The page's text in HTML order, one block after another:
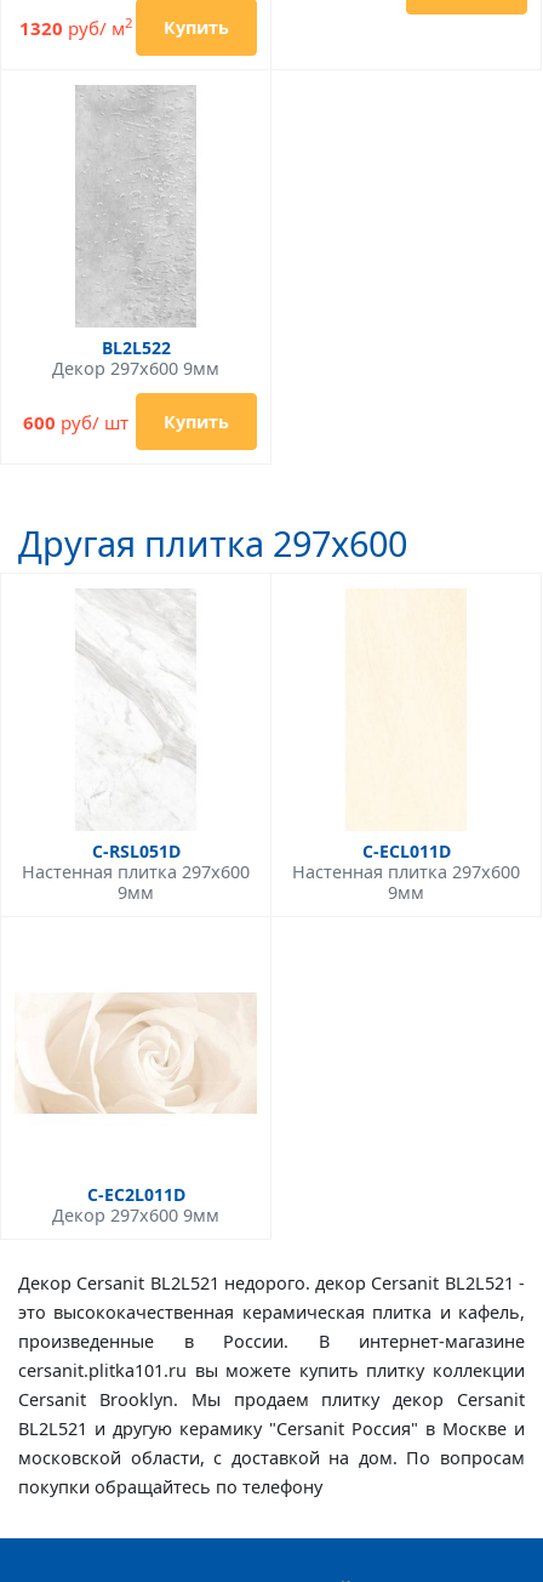
1320 руб/ м2 Купить
BL2L522
Декор 297x600 9мм
600 руб/ шт Купить
Другая плитка 297x600
C-RSL051D
Настенная плитка 297x600
9мм
C-ECL011D
Настенная плитка 297x600
9мм
C-EC2L011D
Декор 297x600 9мм
Декор Cersanit BL2L521 недорого. декор Cersanit BL2L521 -
это высококачественная керамическая плитка и кафель,
произведенные в России. В интернет-магазине
cersanit.plitka101.ru вы можете купить плитку коллекции
Cersanit Brooklyn. Мы продаем плитку декор Cersanit
BL2L521 и другую керамику "Cersanit Россия" в Москве и
московской области, с доставкой на дом. По вопросам
покупки обращайтесь по телефону